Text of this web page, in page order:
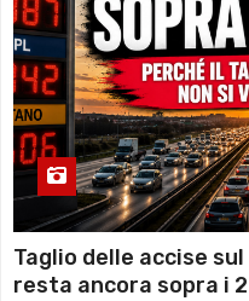
Taglio delle accise
resta ancora sopra i